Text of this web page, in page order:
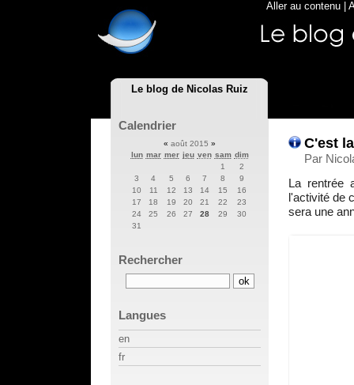
Le blog de Nicolas Ruiz
Aller au contenu
C'est
Par
La rentrée
l'activité de
sera une
Calendrier
« août 2015 »
lun mar mer jeu ven sam dim
1
2
3
4 5 6 7 8
9
10
11 12 13 14 15
16
17
18 19 20 21 22
23
24
25 26 27 28 29
30
31
Rechercher
Langues
en
fr